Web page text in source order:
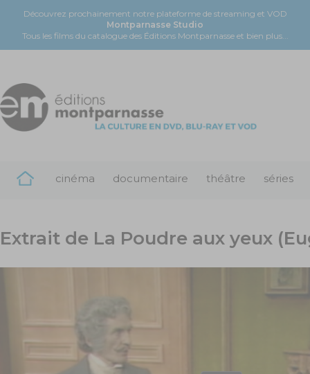
Découvrez prochainement notre plateforme de streaming et VOD
Montparnasse Studio
Tous les films du catalogue des Éditions Montparnasse et bien plus...
cinéma documentaire théâtre séries
Extrait de La Poudre aux yeux